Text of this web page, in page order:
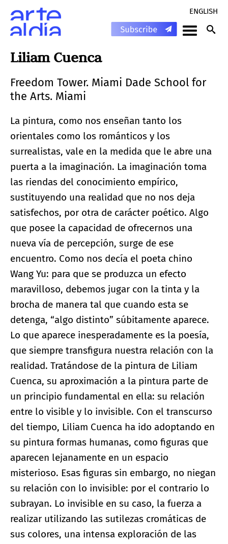
ENGLISH
Liliam Cuenca
Freedom Tower. Miami Dade School for
the Arts. Miami
La pintura, como nos enseñan tanto los
orientales como los románticos y los
surrealistas, vale en la medida que le abre una
puerta a la imaginación. La imaginación toma
las riendas del conocimiento empírico,
sustituyendo una realidad que no nos deja
satisfechos, por otra de carácter poético. Algo
que posee la capacidad de ofrecernos una
nueva vía de percepción, surge de ese
encuentro. Como nos decía el poeta chino
Wang Yu: para que se produzca un efecto
maravilloso, debemos jugar con la tinta y la
brocha de manera tal que cuando esta se
detenga, “algo distinto” súbitamente aparece.
Lo que aparece inesperadamente es la poesía,
que siempre transfigura nuestra relación con la
realidad. Tratándose de la pintura de Liliam
Cuenca, su aproximación a la pintura parte de
un principio fundamental en ella: su relación
entre lo visible y lo invisible. Con el transcurso
del tiempo, Liliam Cuenca ha ido adoptando en
su pintura formas humanas, como figuras que
aparecen lejanamente en un espacio
misterioso. Esas figuras sin embargo, no niegan
su relación con lo invisible: por el contrario lo
subrayan. Lo invisible en su caso, la fuerza a
realizar utilizando las sutilezas cromáticas de
sus colores, una intensa exploración de las